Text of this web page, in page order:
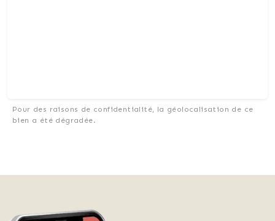
Pour des raisons de confidentialité, la géolocalisation de ce
bien a été dégradée.